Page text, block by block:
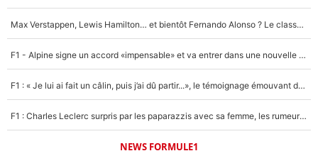
Max Verstappen, Lewis Hamilton… et bientôt Fernando Alonso ? Le classement des pilotes les mieux payés en Formule 1 risque de changer !
F1 - Alpine signe un accord «impensable» et va entrer dans une nouvelle dimension : Grande nouvelle pour Pierre Gasly !
F1 : « Je lui ai fait un câlin, puis j’ai dû partir...», le témoignage émouvant de Max Verstappen sur sa fille
F1 : Charles Leclerc surpris par les paparazzis avec sa femme, les rumeurs étaient vraies !
NEWS FORMULE1